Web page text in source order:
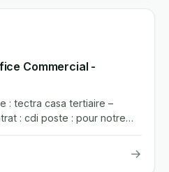
Commercial -
: tectra casa tertiaire –
: cdi poste : pour notre
→